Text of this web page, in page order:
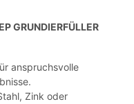
GRUNDIERFÜLLER
anspruchsvolle
Zink oder